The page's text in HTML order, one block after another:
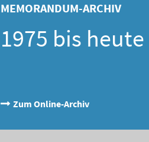
MEMORANDUM-ARCHIV
1975 bis heute
Zum Online-Archiv